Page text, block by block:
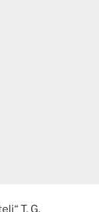
T. G.